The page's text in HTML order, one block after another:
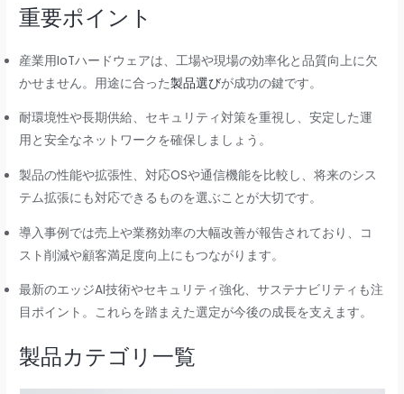
重要ポイント
産業用IoTハードウェアは、工場や現場の効率化と品質向上に欠
かせません。用途に合った製品選びが成功の鍵です。
耐環境性や長期供給、セキュリティ対策を重視し、安定した運
用と安全なネットワークを確保しましょう。
製品の性能や拡張性、対応OSや通信機能を比較し、将来のシス
テム拡張にも対応できるものを選ぶことが大切です。
導入事例では売上や業務効率の大幅改善が報告されており、コ
スト削減や顧客満足度向上にもつながります。
最新のエッジAI技術やセキュリティ強化、サステナビリティも注
目ポイント。これらを踏まえた選定が今後の成長を支えます。
製品カテゴリ一覧